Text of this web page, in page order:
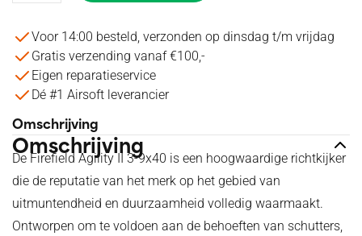
Voor 14:00 besteld, verzonden op dinsdag t/m vrijdag
Gratis verzending vanaf €100,-
Eigen reparatieservice
Dé #1 Airsoft leverancier
Omschrijving
Omschrijving
De Firefield Agility II 3-9x40 is een hoogwaardige richtkijker
die de reputatie van het merk op het gebied van
uitmuntendheid en duurzaamheid volledig waarmaakt.
Ontworpen om te voldoen aan de behoeften van schutters,